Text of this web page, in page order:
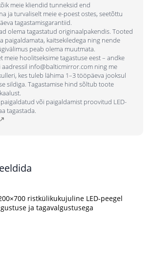
meie kliendid tunneksid end
ja turvaliselt meie e-poest ostes, seetõttu
tagastamisgarantiid.
olema tagastatud originaalpakendis. Tooted
paigaldamata, kaitsekiledega ning nende
peab olema muutmata.
meie hoolitseksime tagastuse eest – andke
aadressil info@balticmirror.com ning me
kes tuleb lähima 1–3 tööpäeva jooksul
sildiga. Tagastamise hind sõltub toote
või paigaldamist proovitud LED-
tagastada.